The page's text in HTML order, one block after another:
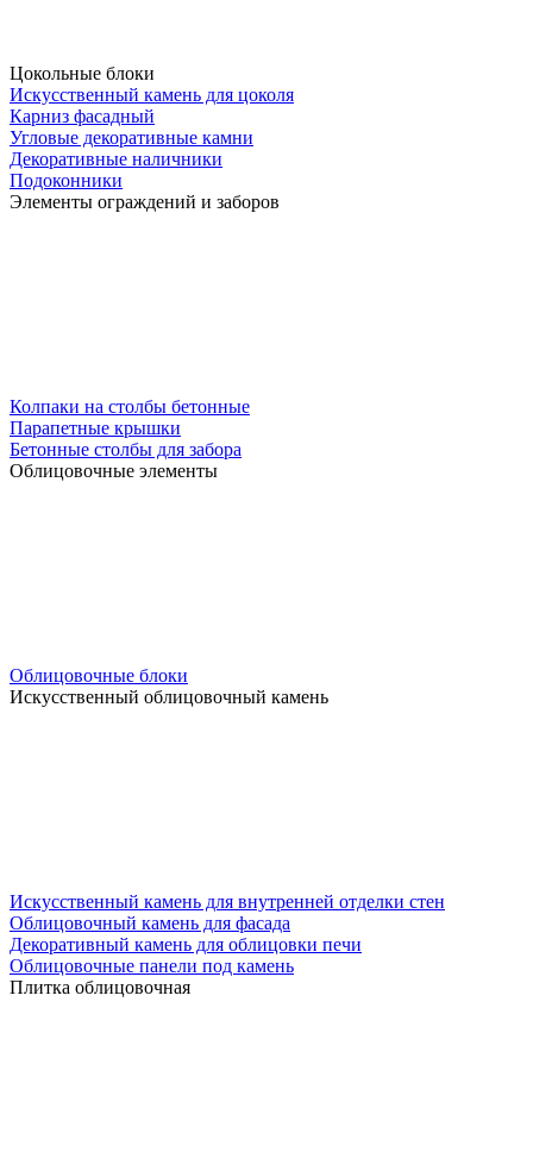
Цокольные блоки
Искусственный камень для цоколя
Карниз фасадный
Угловые декоративные камни
Декоративные наличники
Подоконники
Элементы ограждений и заборов
Колпаки на столбы бетонные
Парапетные крышки
Бетонные столбы для забора
Облицовочные элементы
Облицовочные блоки
Искусственный облицовочный камень
Искусственный камень для внутренней отделки стен
Облицовочный камень для фасада
Декоративный камень для облицовки печи
Облицовочные панели под камень
Плитка облицовочная